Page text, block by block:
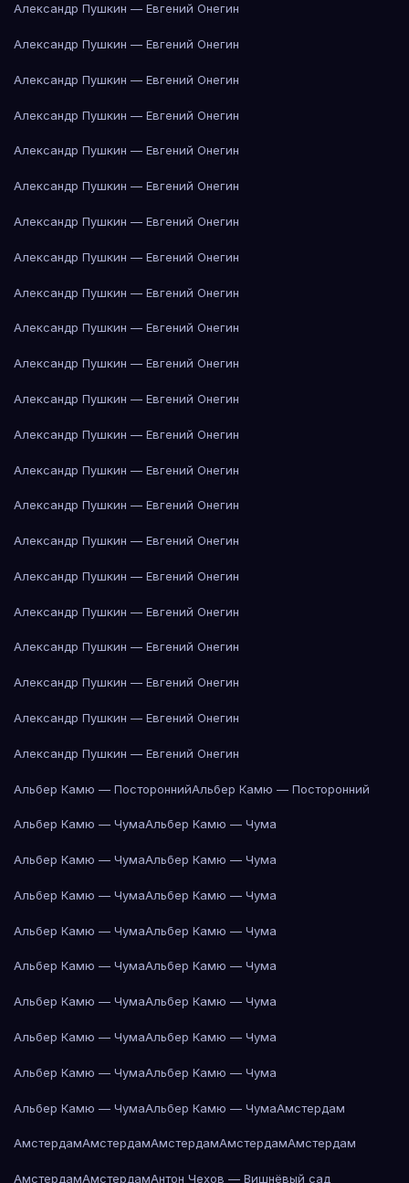
Александр Пушкин — Евгений Онегин
Александр Пушкин — Евгений Онегин
Александр Пушкин — Евгений Онегин
Александр Пушкин — Евгений Онегин
Александр Пушкин — Евгений Онегин
Александр Пушкин — Евгений Онегин
Александр Пушкин — Евгений Онегин
Александр Пушкин — Евгений Онегин
Александр Пушкин — Евгений Онегин
Александр Пушкин — Евгений Онегин
Александр Пушкин — Евгений Онегин
Александр Пушкин — Евгений Онегин
Александр Пушкин — Евгений Онегин
Александр Пушкин — Евгений Онегин
Александр Пушкин — Евгений Онегин
Александр Пушкин — Евгений Онегин
Александр Пушкин — Евгений Онегин
Александр Пушкин — Евгений Онегин
Александр Пушкин — Евгений Онегин
Александр Пушкин — Евгений Онегин
Александр Пушкин — Евгений Онегин
Александр Пушкин — Евгений Онегин
Альбер Камю — ПостороннийАльбер Камю — Посторонний
Альбер Камю — ЧумаАльбер Камю — Чума
Альбер Камю — ЧумаАльбер Камю — Чума
Альбер Камю — ЧумаАльбер Камю — Чума
Альбер Камю — ЧумаАльбер Камю — Чума
Альбер Камю — ЧумаАльбер Камю — Чума
Альбер Камю — ЧумаАльбер Камю — Чума
Альбер Камю — ЧумаАльбер Камю — Чума
Альбер Камю — ЧумаАльбер Камю — Чума
Альбер Камю — ЧумаАльбер Камю — ЧумаАмстердам
АмстердамАмстердамАмстердамАмстердамАмстердам
АмстердамАмстердамАнтон Чехов — Вишнёвый сад